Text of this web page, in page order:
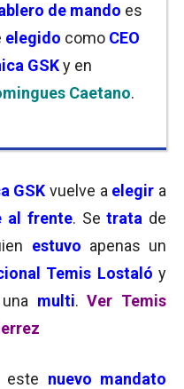
de mando es
elegido como CEO
GSKy en
Caetano.
GSK vuelve a elegir a
al frente. Setrata de
estuvo apenas un
Temis Lostaló y
multi.Ver Temis
este nuevo mandato